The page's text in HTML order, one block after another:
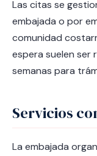
Las citas se
embajada o por
comunidad
espera suelen ser
semanas para
Servicios
La embajada